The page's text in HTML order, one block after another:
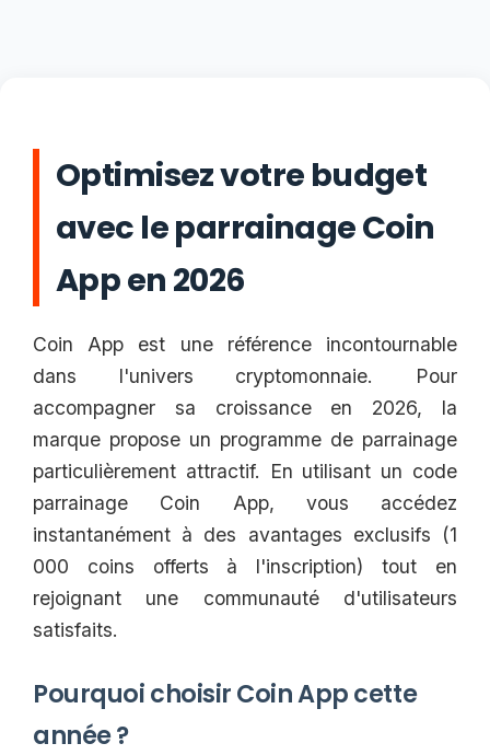
Optimisez votre budget
avec le parrainage Coin
App en 2026
Coin App est une référence incontournable
dans l'univers cryptomonnaie. Pour
accompagner sa croissance en 2026, la
marque propose un programme de parrainage
particulièrement attractif. En utilisant un code
parrainage Coin App, vous accédez
instantanément à des avantages exclusifs (1
000 coins offerts à l'inscription) tout en
rejoignant une communauté d'utilisateurs
satisfaits.
Pourquoi choisir Coin App cette
année ?